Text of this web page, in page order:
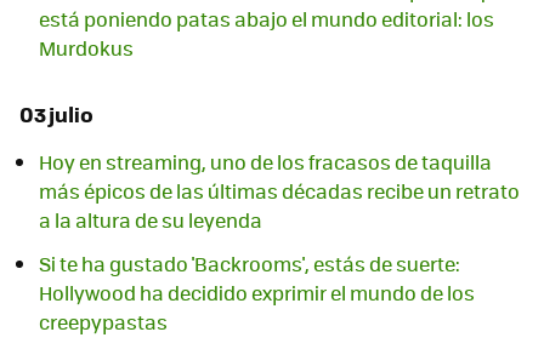
está poniendo patas abajo el mundo editorial: los
Murdokus
03 julio
Hoy en streaming, uno de los fracasos de taquilla
más épicos de las últimas décadas recibe un retrato
a la altura de su leyenda
Si te ha gustado 'Backrooms', estás de suerte:
Hollywood ha decidido exprimir el mundo de los
creepypastas